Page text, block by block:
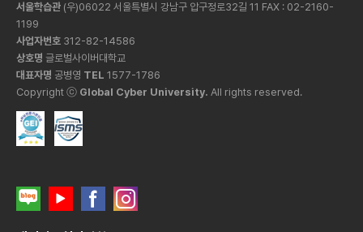
서울학습관 (우)06022 서울특별시 강남구 압구정로32길 11 FAX : 02-2160-
1199
사업자번호 312-82-14586
상호명 글로벌사이버대학교
대표자명 공병영 TEL 1577-1786
Copyright ⓒ Global Cyber University. All rights reserved.